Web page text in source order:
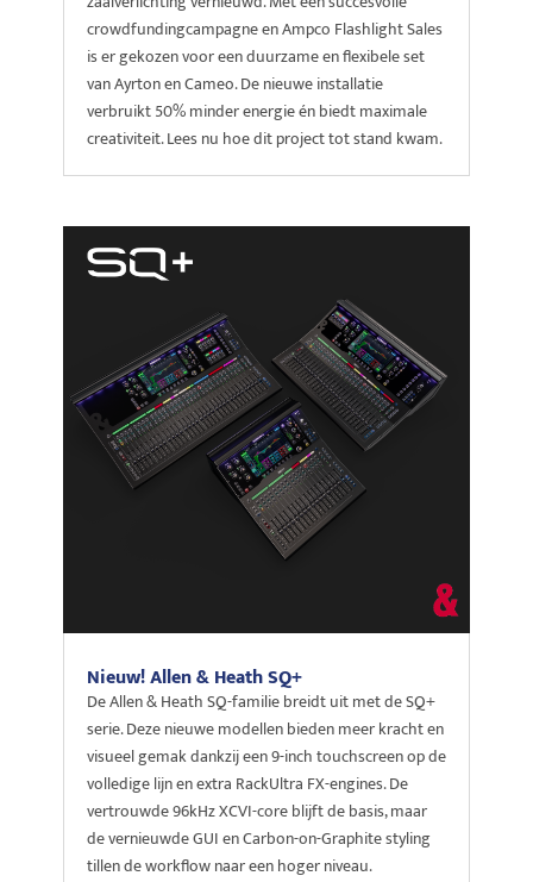
crowdfundingcampagne en Ampco Flashlight Sales
is er gekozen voor een duurzame en flexibele set
van Ayrton en Cameo. De nieuwe installatie
verbruikt 50% minder energie én biedt maximale
creativiteit. Lees nu hoe dit project tot stand kwam.
Nieuw! Allen & Heath SQ+
De Allen & Heath SQ-familie breidt uit met de SQ+
serie. Deze nieuwe modellen bieden meer kracht en
visueel gemak dankzij een 9-inch touchscreen op de
volledige lijn en extra RackUltra FX-engines. De
vertrouwde 96kHz XCVI-core blijft de basis, maar
de vernieuwde GUI en Carbon-on-Graphite styling
tillen de workflow naar een hoger niveau.